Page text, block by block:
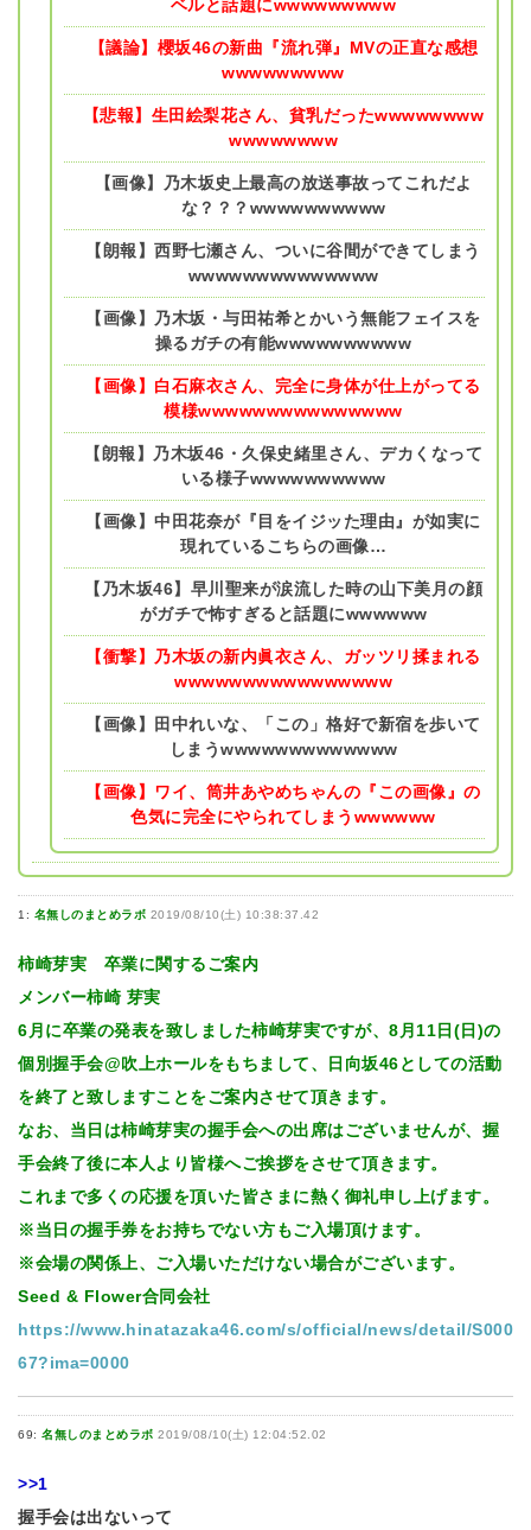
ベルと話題にwwwwwwwww
【議論】櫻坂46の新曲『流れ弾』MVの正直な感想
wwwwwwwww
【悲報】生田絵梨花さん、貧乳だったwwwwwwww
wwwwwwww
【画像】乃木坂史上最高の放送事故ってこれだよ
な？？？wwwwwwwwww
【朗報】西野七瀬さん、ついに谷間ができてしまう
wwwwwwwwwwwwww
【画像】乃木坂・与田祐希とかいう無能フェイスを
操るガチの有能wwwwwwwwww
【画像】白石麻衣さん、完全に身体が仕上がってる
模様wwwwwwwwwwwwwww
【朗報】乃木坂46・久保史緒里さん、デカくなって
いる様子wwwwwwwwww
【画像】中田花奈が『目をイジッた理由』が如実に
現れているこちらの画像…
【乃木坂46】早川聖来が涙流した時の山下美月の顔
がガチで怖すぎると話題にwwwwww
【衝撃】乃木坂の新内眞衣さん、ガッツリ揉まれる
wwwwwwwwwwwwwwww
【画像】田中れいな、「この」格好で新宿を歩いて
しまうwwwwwwwwwwwww
【画像】ワイ、筒井あやめちゃんの『この画像』の
色気に完全にやられてしまうwwwwww
1: 名無しのまとめラボ 2019/08/10(土) 10:38:37.42
柿崎芽実 卒業に関するご案内
メンバー柿崎 芽実
6月に卒業の発表を致しました柿崎芽実ですが、8月11日(日)の
個別握手会@吹上ホールをもちまして、日向坂46としての活動
を終了と致しますことをご案内させて頂きます。
なお、当日は柿崎芽実の握手会への出席はございませんが、握
手会終了後に本人より皆様へご挨拶をさせて頂きます。
これまで多くの応援を頂いた皆さまに熱く御礼申し上げます。
※当日の握手券をお持ちでない方もご入場頂けます。
※会場の関係上、ご入場いただけない場合がございます。
Seed & Flower合同会社
https://www.hinatazaka46.com/s/official/news/detail/S000
67?ima=0000
69: 名無しのまとめラボ 2019/08/10(土) 12:04:52.02
>>1
握手会は出ないって